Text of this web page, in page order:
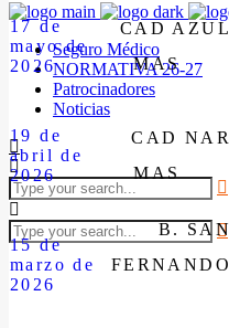
Seguro Médico
NORMATIVA 26-27
Patrocinadores
Noticias
17 de
mayo de
2026
CAD AZUL
MAS
19 de
abril de
2026
CAD NAR
MAS
15 de
marzo de
2026
B. SAN
FERNANDO